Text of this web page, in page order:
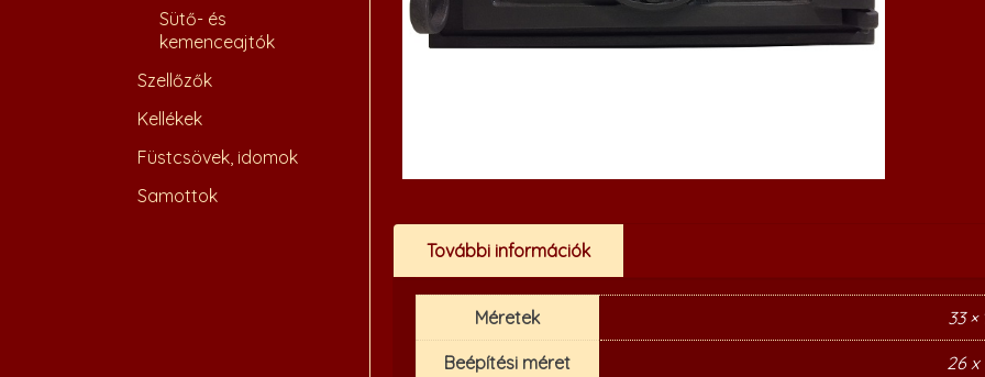
További információk
Méretek 33 ×
Beépítési méret 26 x
Sütő- és
kemenceajtók
Szellőzők
Kellékek
Füstcsövek, idomok
Samottok